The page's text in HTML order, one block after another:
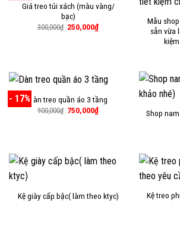
Giá treo túi xách (màu vàng/
bạc)
300,000₫ Giá
250,000₫Giá
Mẫu
sẵn vừa
- 17%Dàn treo quần áo 3 tầng
900,000₫ Giá
750,000₫Giá
Shop
Kệ giày cấp bậc( làm theo ktyc)
Kệ treo